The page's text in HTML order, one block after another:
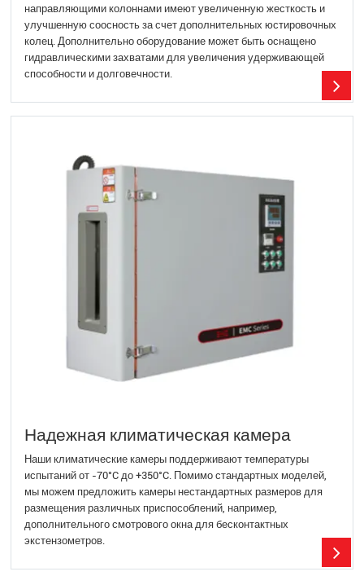
направляющими колоннами имеют увеличенную жесткость и
улучшенную соосность за счет дополнительных юстировочных
колец. Дополнительно оборудование может быть оснащено
гидравлическими захватами для увеличения удерживающей
способности и долговечности.
Надежная климатическая камера
Наши климатические камеры поддерживают температуры
испытаний от -70°C до +350°C. Помимо стандартных моделей,
мы можем предложить камеры нестандартных размеров для
размещения различных приспособлений, например,
дополнительного смотрового окна для бесконтактных
экстензометров.